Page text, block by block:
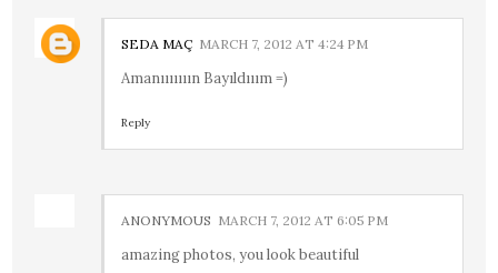
SEDA MAÇ MARCH 7, 2012 AT 4:24 PM
Amanııııııın Bayıldııım =)
Reply
ANONYMOUS MARCH 7, 2012 AT 6:05 PM
amazing photos, you look beautiful